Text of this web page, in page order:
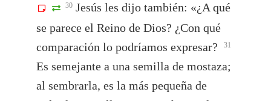
30 Jesús les dijo también: «¿A qué
se parece el Reino de Dios? ¿Con qué
comparación lo podríamos expresar?
31
Es semejante a una semilla de mostaza;
al sembrarla, es la más pequeña de